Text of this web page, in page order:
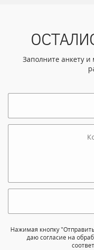
Заполните анкету
Нажимая кнопку
даю согласие на